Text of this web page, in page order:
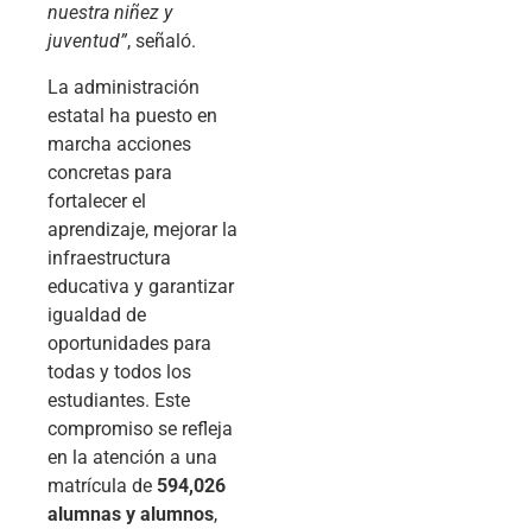
nuestra niñez y
juventud”, señaló.
La administración
estatal ha puesto en
marcha acciones
concretas para
fortalecer el
aprendizaje, mejorar la
infraestructura
educativa y garantizar
igualdad de
oportunidades para
todas y todos los
estudiantes. Este
compromiso se refleja
en la atención a una
matrícula de 594,026
alumnas y alumnos,